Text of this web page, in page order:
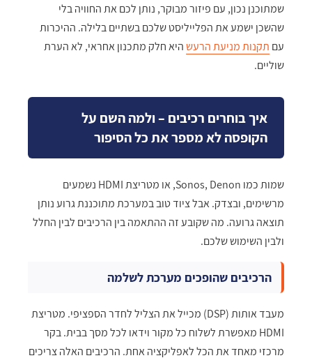
שמתוכנן נכון, עם פיזור מבוקר, נותן לכם את החוויה בלי
שהשכן ישמע את הפלייליסט שלכם בשתיים בלילה. ההיכרות
עם תקנות מניעת הרעשהיא חלק מתכנון אחראי, לא הערת
שוליים.
איך בוחרים רכיבים – ולמה השם על
הקופסה לא מספר את כל הסיפור
שמות כמו Sonos, Denon, או מטריצת HDMI נשמעים
מרשימים, ובצדק. אבל ציוד טוב במערכת מתוכננת גרוע נותן
תוצאה גרועה. מה שקובע זה ההתאמה בין הרכיבים לבין החלל
ולבין השימוש שלכם.
הרכיבים שהופכים מערכת לשלמה
מעבד אותות (DSP) מכייל את הצליל לחדר הספציפי. מטריצת
HDMI מאפשרת לשלוח כל מקור וידאו לכל מסך בבית. בקר
מרכזי מאחד את הכל לאפליקציה אחת. הרכיבים האלה צריכים